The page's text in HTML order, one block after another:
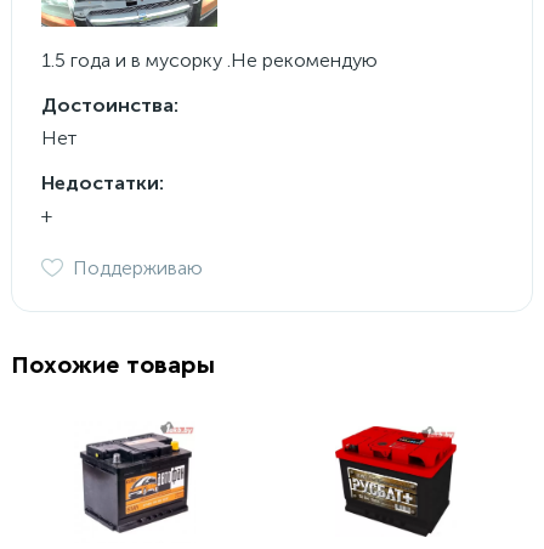
1.5 года и в мусорку .Не рекомендую
Достоинства:
Нет
Недостатки:
+
Поддерживаю
Похожие товары